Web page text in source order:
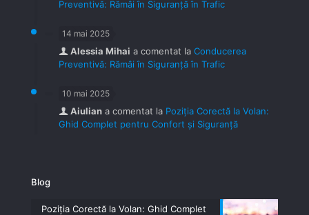
Preventivă: Rămâi în Siguranță în Trafic
14 mai 2025
Alessia Mihai a comentat la Conducerea
Preventivă: Rămâi în Siguranță în Trafic
10 mai 2025
Aiulian a comentat la Poziția Corectă la Volan:
Ghid Complet pentru Confort și Siguranță
Blog
Poziția Corectă la Volan: Ghid Complet